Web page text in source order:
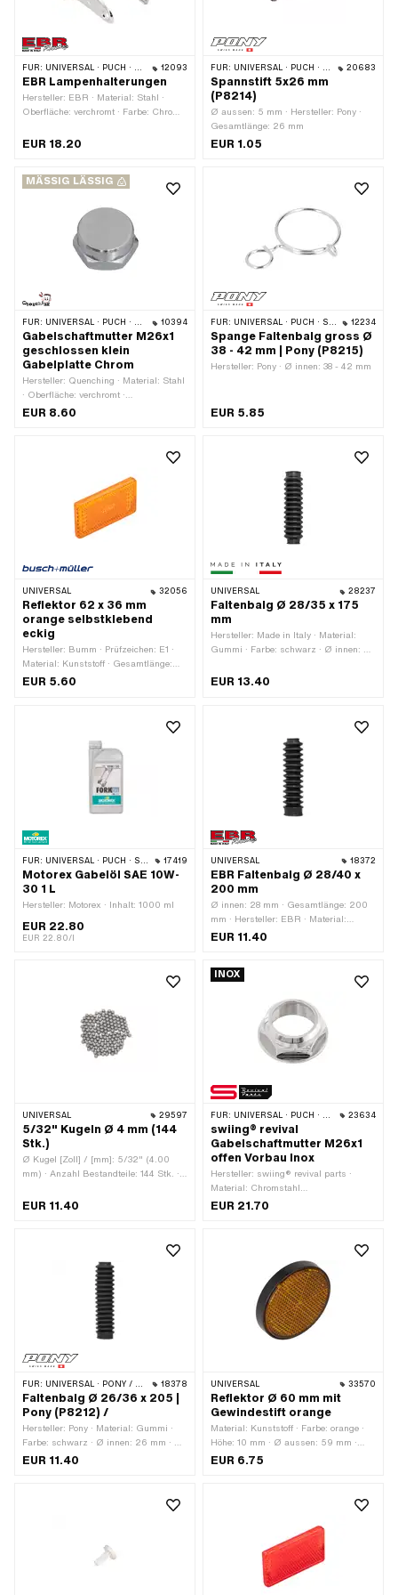
FÜR: UNIVERSAL · PUCH · SACHS · PONY / CILO (BETA 521 & 512) · PIAGGIO · ZÜNDAPP BELMONDO · TOMOS 12093
EBR Lampenhalterungen
Hersteller: EBR · Material: Stahl ·
Oberfläche: verchromt · Farbe: Chrom ·
mm
EUR 18.20
FÜR: UNIVERSAL · PUCH · SACHS · PONY / CILO (BETA 521 & 512) 20683
Spannstift 5x26 mm
(P8214)
Ø aussen: 5 mm · Hersteller: Pony ·
Gesamtlänge: 26 mm
EUR 1.05
MÄSSIG LÄSSIG
FÜR: UNIVERSAL · PUCH · SACHS · TOMOS 10394
Gabelschaftmutter M26x1
geschlossen klein
Gabelplatte Chrom
Hersteller: Quenching · Material: Stahl
· Oberfläche: verchromt ·
Anwendungsbereich: Standard ·
Aussensechskant · Nenndurchmesser
(Gewinde): 26 mm · Ø aussen: 28.6
mm · Höhe: 16.3 mm · Gewindetiefe: 8
mm · Schlüsselweite: 30 mm
EUR 8.60
FÜR: UNIVERSAL · PUCH · SACHS · PONY / CILO (BETA 521 & 512) · PIAGGIO · ZÜNDAPP BELMONDO 12234
Spange Faltenbalg gross Ø
38 - 42 mm | Pony (P8215)
Hersteller: Pony · Ø innen: 38 - 42 mm
EUR 5.85
UNIVERSAL 32056
Reflektor 62 x 36 mm
orange selbstklebend
eckig
Hersteller: Bumm · Prüfzeichen: E1 ·
Material: Kunststoff · Gesamtlänge:
62 mm · Breite: 36 mm · Höhe: 9 mm
EUR 5.60
UNIVERSAL 28237
Faltenbalg Ø 28/35 x 175
mm
Hersteller: Made in Italy · Material:
Gummi · Farbe: schwarz · Ø innen: 28
Gesamtlänge: 175 mm
EUR 13.40
FÜR: UNIVERSAL · PUCH · SACHS · PONY / CILO (BETA 521 & 512) · PIAGGIO · ZÜNDAPP BELMONDO · TOMOS · BYE BIKE · HONDA · HERCULES · PEUGEOT 17419
Motorex Gabelöl SAE 10W-
30 1 L
Hersteller: Motorex · Inhalt: 1000 ml
EUR 22.80
EUR 22.80/l
UNIVERSAL 18372
EBR Faltenbalg Ø 28/40 x
200 mm
Ø innen: 28 mm · Gesamtlänge: 200
mm · Hersteller: EBR · Material:
Gummi · Farbe: schwarz · Ø innen 2:
EUR 11.40
UNIVERSAL 29597
5/32" Kugeln Ø 4 mm (144
Stk.)
Ø Kugel [Zoll] / [mm]: 5/32" (4.00
mm) · Anzahl Bestandteile: 144 Stk. ·
& geschliffen
EUR 11.40
INOX
FÜR: UNIVERSAL · PUCH · SACHS · PONY / CILO (BETA 521 & 512) · ZÜNDAPP BELMONDO · TOMOS 23634
swiing® revival
Gabelschaftmutter M26x1
offen Vorbau Inox
Hersteller: swiing® revival parts ·
Material: Chromstahl
(umgangssprachlich bekannt als
Gewindeart: MF26x1 (Feingewinde) ·
Ø innen: 22.15 mm · Antrieb:
Aussensechskant · Nenndurchmesser
(Gewinde): 26 mm · Ø aussen: 36.5
mm · Gewindetiefe: 11 mm · Höhe: 14
mm · Schlüsselweite: 30 mm
EUR 21.70
FÜR: UNIVERSAL · PONY / CILO (BETA 521 & 512) 18378
Faltenbalg Ø 26/36 x 205 |
Pony (P8212) /
Hersteller: Pony · Material: Gummi ·
Farbe: schwarz · Ø innen: 26 mm · Ø
innen 2: 36 mm · Gesamtlänge: 205
EUR 11.40
UNIVERSAL 33570
Reflektor Ø 60 mm mit
Gewindestift orange
Material: Kunststoff · Farbe: orange ·
Höhe: 10 mm · Ø aussen: 59 mm ·
Befestigungsart: Muttern · Anzahl
EUR 6.75